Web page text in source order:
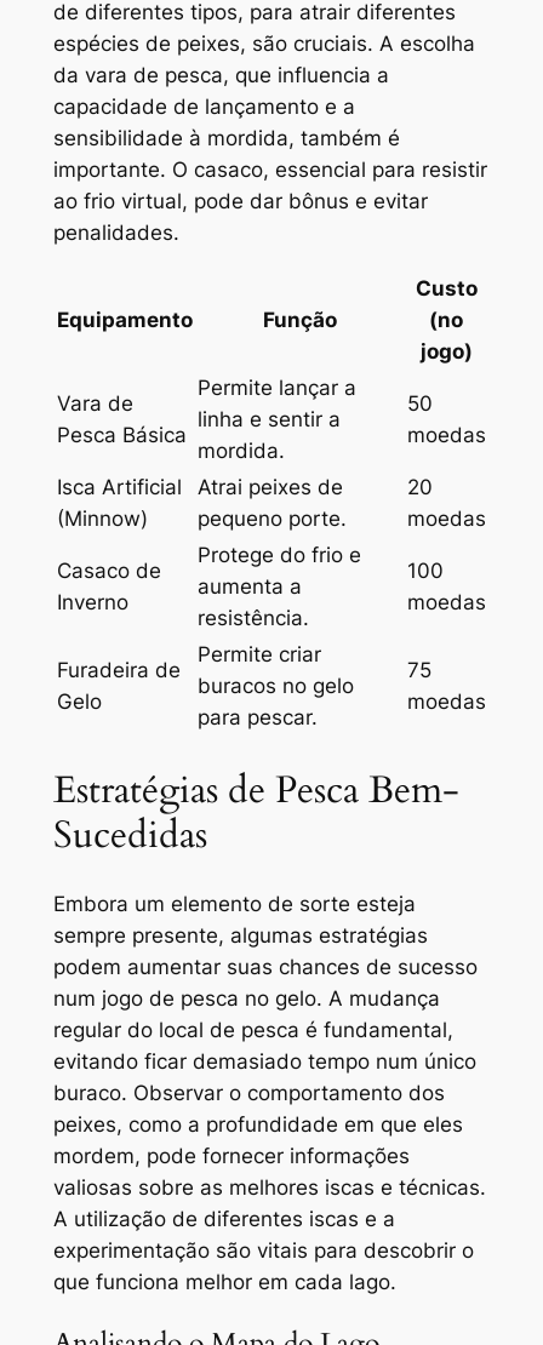
de diferentes tipos, para atrair diferentes
espécies de peixes, são cruciais. A escolha
da vara de pesca, que influencia a
capacidade de lançamento e a
sensibilidade à mordida, também é
importante. O casaco, essencial para resistir
ao frio virtual, pode dar bônus e evitar
penalidades.
Equipamento Função
Custo
(no
jogo)
Vara de
Pesca Básica
Permite lançar a
linha e sentir a
mordida.
50
moedas
Isca Artificial
(Minnow)
Atrai peixes de
pequeno porte.
20
moedas
Casaco de
Inverno
Protege do frio e
aumenta a
resistência.
100
moedas
Furadeira de
Gelo
Permite criar
buracos no gelo
para pescar.
75
moedas
Estratégias de Pesca Bem-
Sucedidas
Embora um elemento de sorte esteja
sempre presente, algumas estratégias
podem aumentar suas chances de sucesso
num jogo de pesca no gelo. A mudança
regular do local de pesca é fundamental,
evitando ficar demasiado tempo num único
buraco. Observar o comportamento dos
peixes, como a profundidade em que eles
mordem, pode fornecer informações
valiosas sobre as melhores iscas e técnicas.
A utilização de diferentes iscas e a
experimentação são vitais para descobrir o
que funciona melhor em cada lago.